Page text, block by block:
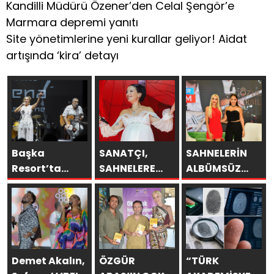
Kandilli Müdürü Özener’den Celal Şengör’e
Marmara depremi yanıtı
Site yönetimlerine yeni kurallar geliyor! Aidat
artışında ‘kira’ detayı
Başka
Resort’ta
Unutulmaz
Gece Özülkü
Çifti
Bodrum’u
Büyüledi
SANATÇI,
SAHNELERE
VERECEĞİ KISA
BİR MOLA
ÖNCESİ 13
AĞUSTOS’TA
SON KEZ
HARBİYE’DE
SAHNELERİN
ALBÜMSÜZ
ASSOLİSTİ
GÖZDE
DEMİRBİLEK,
NR1
MAGAZİN’DE:
“SON
Demet Akalın,
ÖZGÜR
“TÜRK